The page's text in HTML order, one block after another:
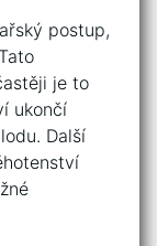
postup,
je to
ukončí
Další